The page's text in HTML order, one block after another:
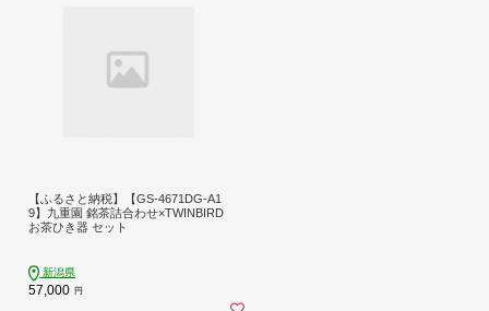
【ふるさと納税】【GS-4671DG-A1
9】九重園 銘茶詰合わせ×TWINBIRD
お茶ひき器 セット
新潟県
57,000 円